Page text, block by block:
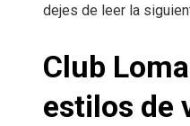
dejes de leer la
Club
estilos de